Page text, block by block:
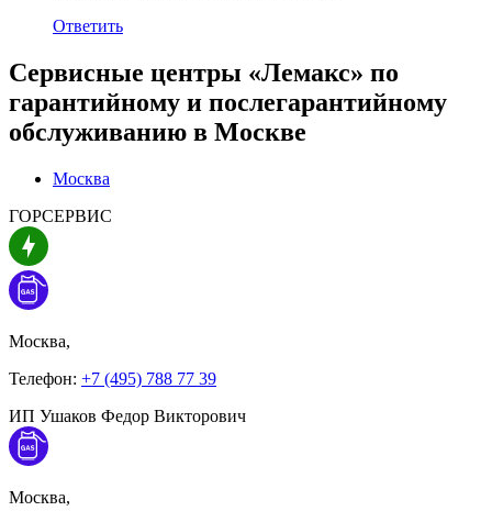
Ответить
Сервисные центры «Лемакс» по
гарантийному и послегарантийному
обслуживанию в Москве
Москва
ГОРСЕРВИС
Москва,
Телефон: +7 (495) 788 77 39
ИП Ушаков Федор Викторович
Москва,